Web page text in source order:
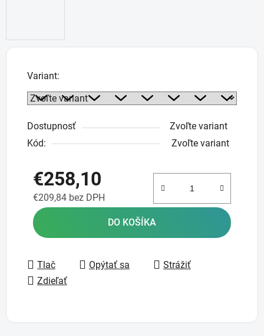
Variant:
Dostupnosť
Zvoľte variant
Kód:
Zvoľte variant
€258,10
€209,84 bez DPH
Jednotková cena:
DO KOŠÍKA
Tlač Opýtať sa
Strážiť
Zdieľať